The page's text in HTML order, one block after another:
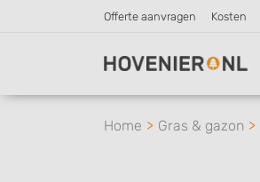
Offerte aanvragen Kosten
Home Gras & gazon